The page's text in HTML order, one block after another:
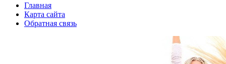
Главная
Карта сайта
Обратная связь